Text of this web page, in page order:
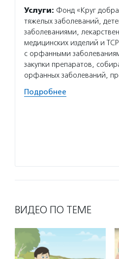
Услуги: Фонд «Круг
тяжелых заболеваний,
заболеваниями,
медицинских изделий и
с орфанными
закупки препаратов,
орфанных заболеваний,
Подробнее
ВИДЕО ПО ТЕМЕ